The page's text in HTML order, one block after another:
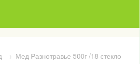
→ Мед Разнотравье 500г /18 стекло